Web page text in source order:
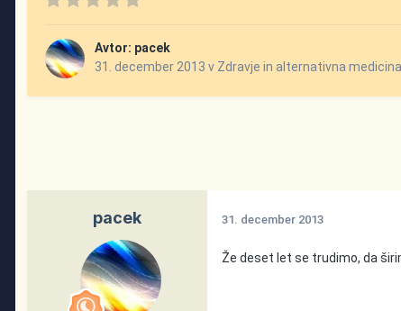
Avtor: pacek
31. december 2013 v Zdravje in alternativna medicina
pacek 31. december 2013
Že deset let se trudimo, da